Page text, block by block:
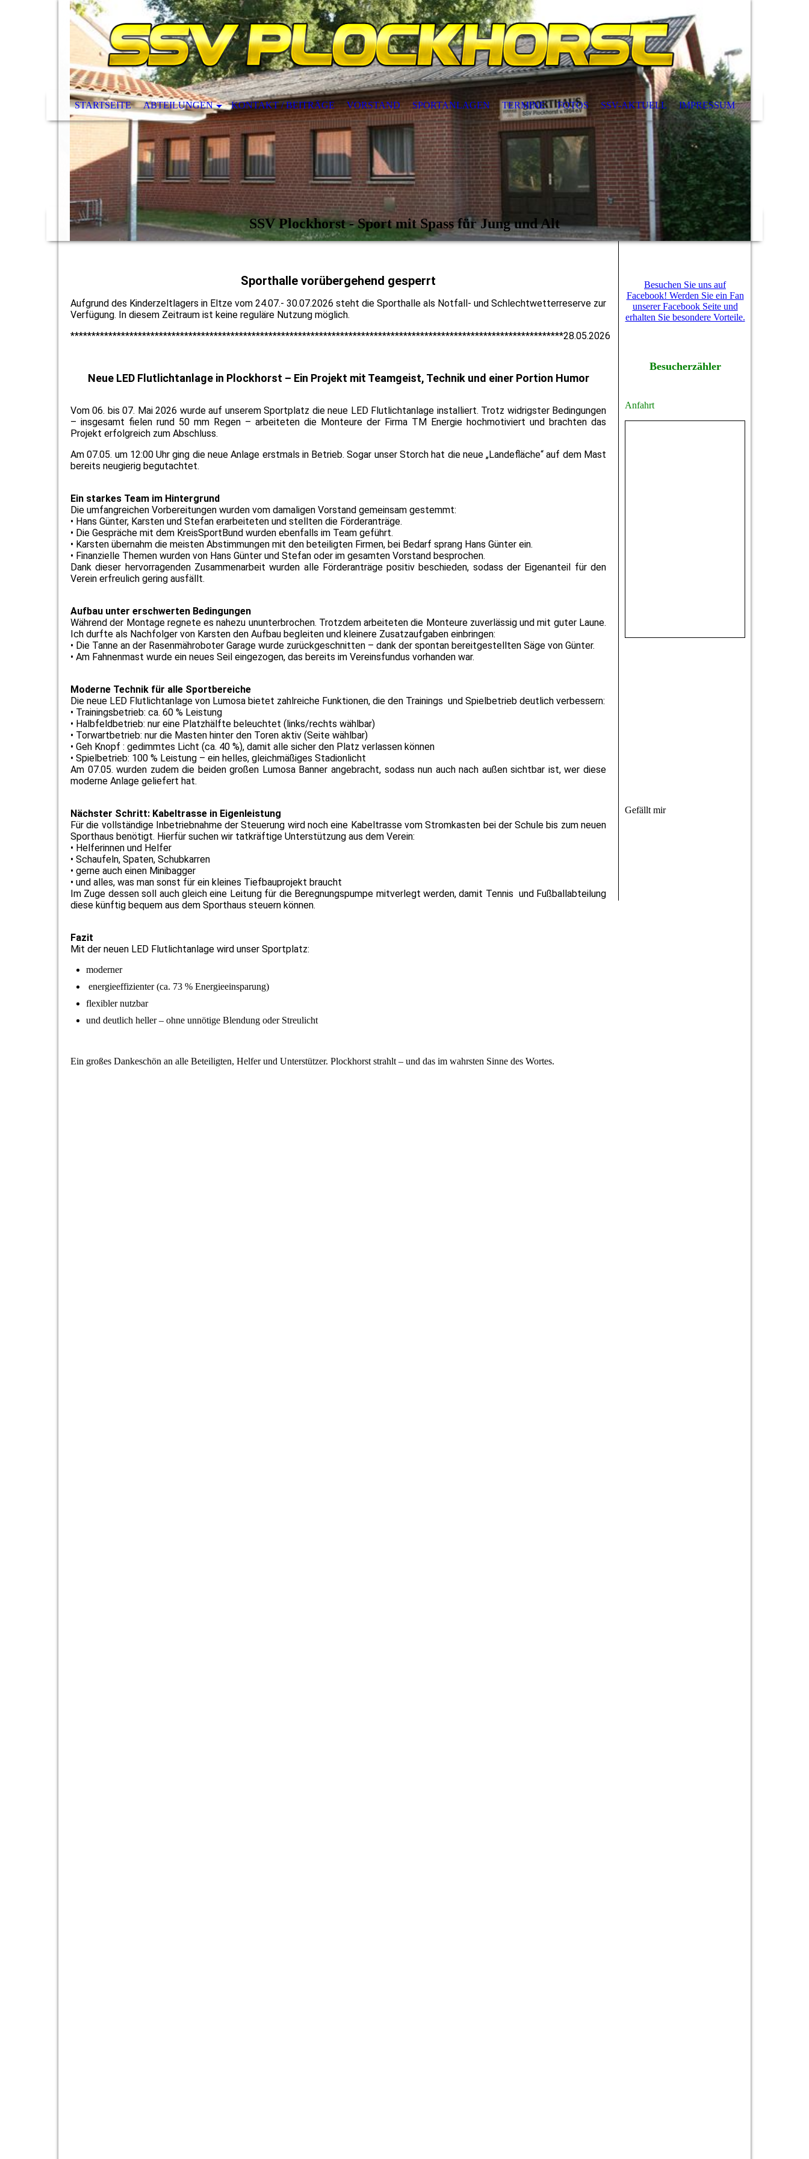
STARTSEITE ABTEILUNGEN KONTAKT / BEITRÄGE VORSTAND SPORTANLAGEN TERMINE FOTOS SSV-AKTUELL IMPRESSUM
SSV Plockhorst - Sport mit Spass für Jung und Alt
Sporthalle vorübergehend gesperrt
Aufgrund des Kinderzeltlagers in Eltze vom 24.07.- 30.07.2026 steht die Sporthalle als Notfall- und Schlechtwetterreserve zur
Verfügung. In diesem Zeitraum ist keine reguläre Nutzung möglich.
*********************************************************************************************************************28.05.2026
Neue LED Flutlichtanlage in Plockhorst – Ein Projekt mit Teamgeist, Technik und einer Portion Humor
Vom 06. bis 07. Mai 2026 wurde auf unserem Sportplatz die neue LED Flutlichtanlage installiert. Trotz widrigster Bedingungen
– insgesamt fielen rund 50 mm Regen – arbeiteten die Monteure der Firma TM Energie hochmotiviert und brachten das
Projekt erfolgreich zum Abschluss.
Am 07.05. um 12:00 Uhr ging die neue Anlage erstmals in Betrieb. Sogar unser Storch hat die neue „Landefläche“ auf dem Mast
bereits neugierig begutachtet.
Ein starkes Team im Hintergrund
Die umfangreichen Vorbereitungen wurden vom damaligen Vorstand gemeinsam gestemmt:
• Hans Günter, Karsten und Stefan erarbeiteten und stellten die Förderanträge.
• Die Gespräche mit dem KreisSportBund wurden ebenfalls im Team geführt.
• Karsten übernahm die meisten Abstimmungen mit den beteiligten Firmen, bei Bedarf sprang Hans Günter ein.
• Finanzielle Themen wurden von Hans Günter und Stefan oder im gesamten Vorstand besprochen.
Dank dieser hervorragenden Zusammenarbeit wurden alle Förderanträge positiv beschieden, sodass der Eigenanteil für den
Verein erfreulich gering ausfällt.
Aufbau unter erschwerten Bedingungen
Während der Montage regnete es nahezu ununterbrochen. Trotzdem arbeiteten die Monteure zuverlässig und mit guter Laune.
Ich durfte als Nachfolger von Karsten den Aufbau begleiten und kleinere Zusatzaufgaben einbringen:
• Die Tanne an der Rasenmähroboter Garage wurde zurückgeschnitten – dank der spontan bereitgestellten Säge von Günter.
• Am Fahnenmast wurde ein neues Seil eingezogen, das bereits im Vereinsfundus vorhanden war.
Moderne Technik für alle Sportbereiche
Die neue LED Flutlichtanlage von Lumosa bietet zahlreiche Funktionen, die den Trainings und Spielbetrieb deutlich verbessern:
• Trainingsbetrieb: ca. 60 % Leistung
• Halbfeldbetrieb: nur eine Platzhälfte beleuchtet (links/rechts wählbar)
• Torwartbetrieb: nur die Masten hinter den Toren aktiv (Seite wählbar)
• Geh Knopf : gedimmtes Licht (ca. 40 %), damit alle sicher den Platz verlassen können
• Spielbetrieb: 100 % Leistung – ein helles, gleichmäßiges Stadionlicht
Am 07.05. wurden zudem die beiden großen Lumosa Banner angebracht, sodass nun auch nach außen sichtbar ist, wer diese
moderne Anlage geliefert hat.
Nächster Schritt: Kabeltrasse in Eigenleistung
Für die vollständige Inbetriebnahme der Steuerung wird noch eine Kabeltrasse vom Stromkasten bei der Schule bis zum neuen
Sporthaus benötigt. Hierfür suchen wir tatkräftige Unterstützung aus dem Verein:
• Helferinnen und Helfer
• Schaufeln, Spaten, Schubkarren
• gerne auch einen Minibagger
• und alles, was man sonst für ein kleines Tiefbauprojekt braucht
Im Zuge dessen soll auch gleich eine Leitung für die Beregnungspumpe mitverlegt werden, damit Tennis und Fußballabteilung
diese künftig bequem aus dem Sporthaus steuern können.
Fazit
Mit der neuen LED Flutlichtanlage wird unser Sportplatz:
moderner
energieeffizienter (ca. 73 % Energieeinsparung)
flexibler nutzbar
und deutlich heller – ohne unnötige Blendung oder Streulicht
Ein großes Dankeschön an alle Beteiligten, Helfer und Unterstützer. Plockhorst strahlt – und das im wahrsten Sinne des Wortes.
Besuchen Sie uns auf
Facebook! Werden Sie ein Fan
unserer Facebook Seite und
erhalten Sie besondere Vorteile.
Besucherzähler
Anfahrt
Gefällt mir